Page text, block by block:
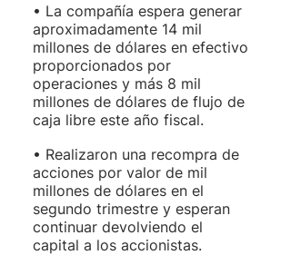
• La compañía espera generar
aproximadamente 14 mil
millones de dólares en efectivo
proporcionados por
operaciones y más 8 mil
millones de dólares de flujo de
caja libre este año fiscal.
• Realizaron una recompra de
acciones por valor de mil
millones de dólares en el
segundo trimestre y esperan
continuar devolviendo el
capital a los accionistas.